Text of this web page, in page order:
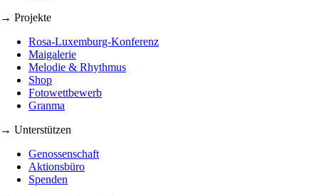
→ Projekte
Rosa-Luxemburg-Konferenz
Maigalerie
Melodie & Rhythmus
Shop
Fotowettbewerb
Granma
→ Unterstützen
Genossenschaft
Aktionsbüro
Spenden